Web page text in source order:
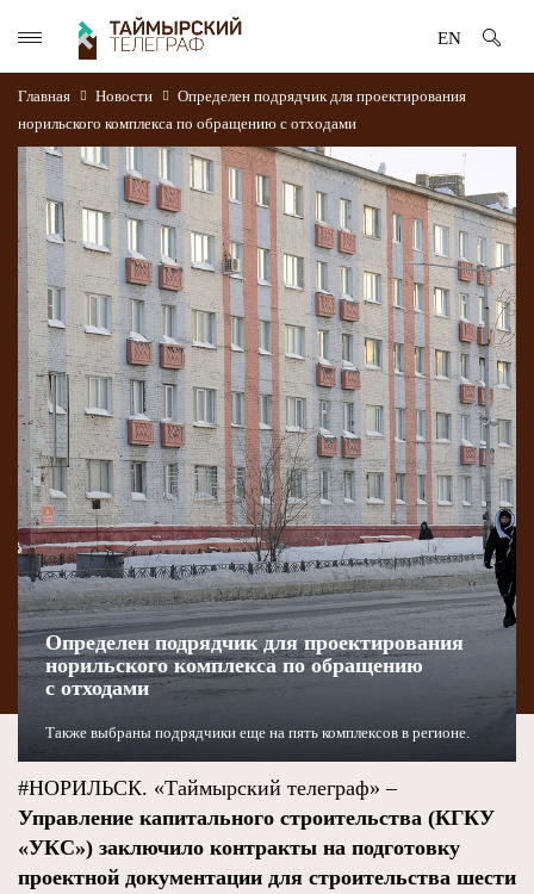
EN
Главная Новости
Определен подрядчик для проектирования
норильского комплекса по обращению с отходами
Определен подрядчик для проектирования
норильского комплекса по обращению
с отходами
Также выбраны подрядчики еще на пять комплексов в регионе.
#НОРИЛЬСК. «Таймырский телеграф» –
Управление капитального строительства (КГКУ
«УКС») заключило контракты на подготовку
проектной документации для строительства шести